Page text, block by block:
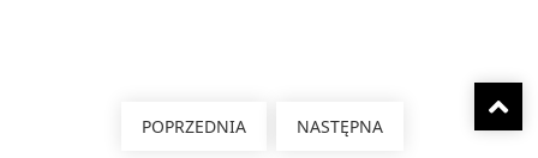
POPRZEDNIA NASTĘPNA